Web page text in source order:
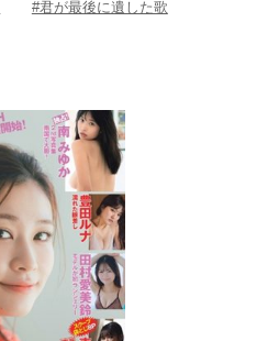
#君が最後に遺した歌